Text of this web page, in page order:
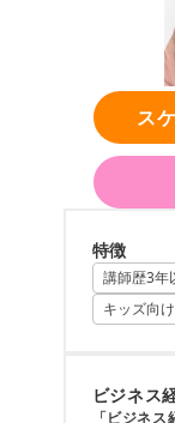
ス
特徴
講師歴3年
キッズ向け
ビジネス
「ビジネ